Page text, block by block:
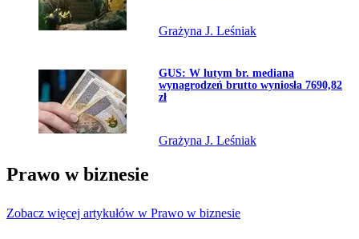
Grażyna J. Leśniak
Przejdź do artykułu:
GUS: W lutym br. mediana
wynagrodzeń brutto wyniosła 7690,82
zł
Grażyna J. Leśniak
Prawo w biznesie
Zobacz więcej artykułów w Prawo w biznesie